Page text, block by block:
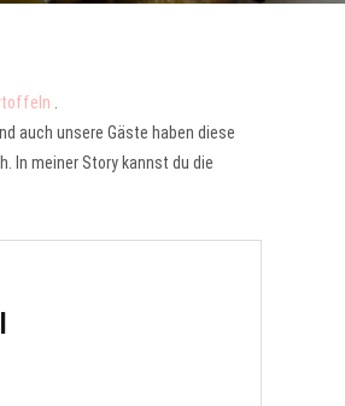
.
auch unsere Gäste haben diese
In meiner Story kannst du die